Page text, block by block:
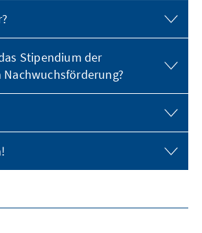
Stipendium der